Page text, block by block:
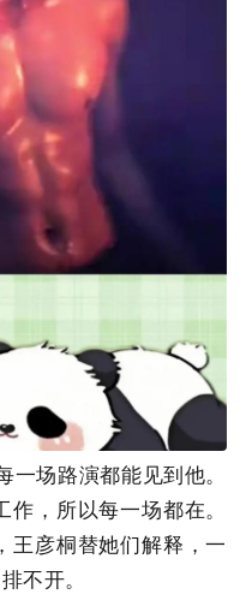
场路演都能见到他。
，所以每一场都在。
王彦桐替她们解释，一
不开。